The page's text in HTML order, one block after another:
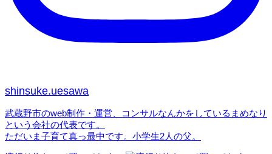
shinsuke.uesawa
武蔵野市のweb制作・運営、コンサルなんかをしているまめなり
という会社の代表です。
ただいま子育て真っ最中です。小学生2人の父。